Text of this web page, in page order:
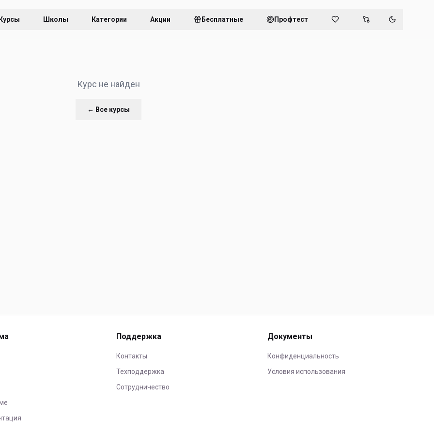
Курсы Школы Категории Акции Бесплатные Профтест
Курс не найден
← Все курсы
Поддержка
Контакты
Техподдержка
Сотрудничество
Документы
Конфиденциальность
Условия использования